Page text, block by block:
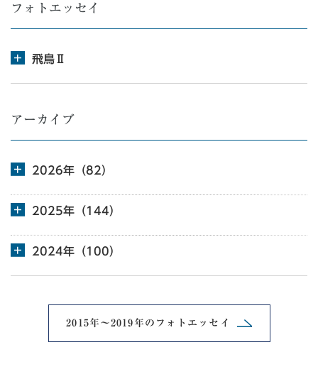
フォトエッセイ
飛鳥Ⅱ
アーカイブ
2026年（82）
2025年（144）
2024年（100）
2015年～2019年の フォトエッセイ